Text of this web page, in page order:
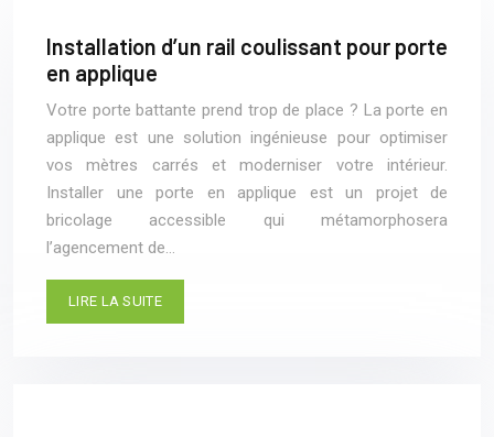
Installation d’un rail coulissant pour porte
en applique
Votre porte battante prend trop de place ? La porte en
applique est une solution ingénieuse pour optimiser
vos mètres carrés et moderniser votre intérieur.
Installer une porte en applique est un projet de
bricolage accessible qui métamorphosera
l’agencement de…
LIRE LA SUITE